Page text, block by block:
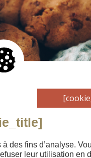
Étape
01
des fins d’analyse.
leur utilisation en